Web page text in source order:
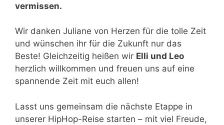
vermissen.
Wir danken Juliane von Herzen für die tolle Zeit
und wünschen ihr für die Zukunft nur das
Beste! Gleichzeitig heißen wir Elli und Leo
herzlich willkommen und freuen uns auf eine
spannende Zeit mit euch allen!
Lasst uns gemeinsam die nächste Etappe in
unserer HipHop-Reise starten – mit viel Freude,